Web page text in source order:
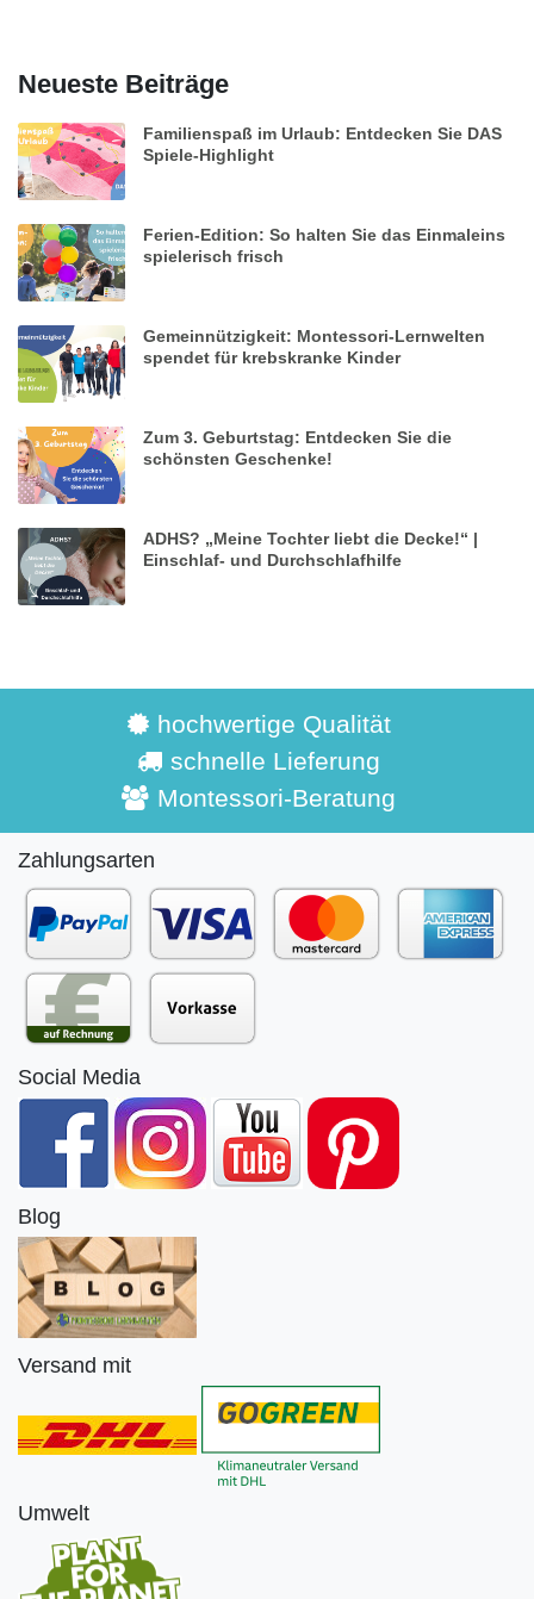
Neueste Beiträge
Familienspaß im Urlaub: Entdecken Sie DAS
Spiele-Highlight
Ferien-Edition: So halten Sie das Einmaleins
spielerisch frisch
Gemeinnützigkeit: Montessori-Lernwelten
spendet für krebskranke Kinder
Zum 3. Geburtstag: Entdecken Sie die
schönsten Geschenke!
ADHS? „Meine Tochter liebt die Decke!“ |
Einschlaf- und Durchschlafhilfe
hochwertige Qualität
schnelle Lieferung
Montessori-Beratung
Zahlungsarten
Social Media
Blog
Versand mit
Umwelt